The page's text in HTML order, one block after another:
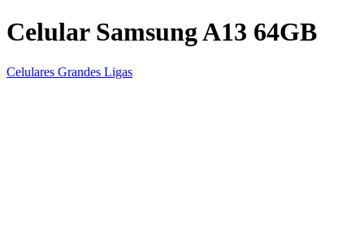
Celular Samsung A13 64GB
Celulares Grandes Ligas